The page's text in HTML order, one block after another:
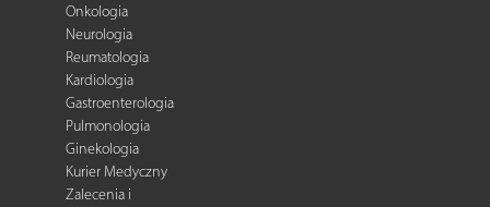
Onkologia
Neurologia
Reumatologia
Kardiologia
Gastroenterologia
Pulmonologia
Ginekologia
Kurier Medyczny
Zalecenia i